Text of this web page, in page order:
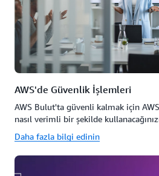
AWS'de Güvenlik İşlemleri
AWS Bulut'ta güvenli kalmak için
nasıl verimli bir şekilde
Daha fazla bilgi edinin